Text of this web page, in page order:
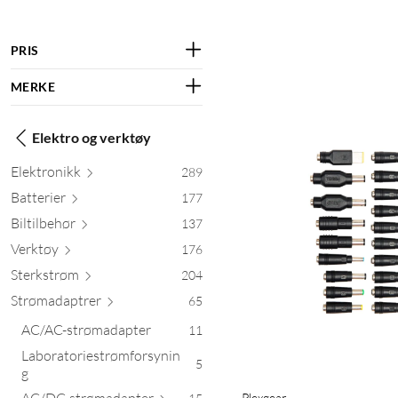
PRIS
MERKE
Elektro og verktøy
Elektronikk 289
Batterier 177
Biltilbehør 137
Verktøy 176
Sterkstrøm 204
Strømadaptrer 65
AC/AC-strømadapter 11
Laboratoriestrømforsynin
g
5